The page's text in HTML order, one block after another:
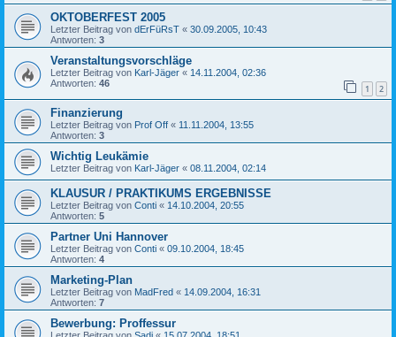
OKTOBERFEST 2005
Letzter Beitrag von dErFüRsT « 30.09.2005, 10:43
Antworten: 3
Veranstaltungsvorschläge
Letzter Beitrag von Karl-Jäger « 14.11.2004, 02:36
Antworten: 46 1 2
Finanzierung
Letzter Beitrag von Prof Off « 11.11.2004, 13:55
Antworten: 3
Wichtig Leukämie
Letzter Beitrag von Karl-Jäger « 08.11.2004, 02:14
KLAUSUR / PRAKTIKUMS ERGEBNISSE
Letzter Beitrag von Conti « 14.10.2004, 20:55
Antworten: 5
Partner Uni Hannover
Letzter Beitrag von Conti « 09.10.2004, 18:45
Antworten: 4
Marketing-Plan
Letzter Beitrag von MadFred « 14.09.2004, 16:31
Antworten: 7
Bewerbung: Proffessur
Letzter Beitrag von Sadi « 15.07.2004, 18:51